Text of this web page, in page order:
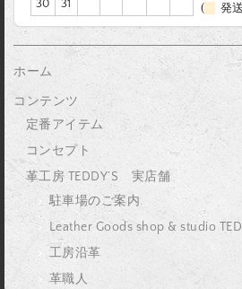
30
31 ( 発
ホーム
コンテンツ
定番アイテム
コンセプト
革工房 TEDDY’S 実店舗
駐車場のご案内
Leather Goods shop & studio
工房沿革
革職人